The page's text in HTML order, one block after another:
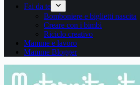
Fai da te
Bomboniere e biglietti nascita
Creare con i bimbi
Riciclo creativo
Mamme e lavoro
Mamme Blogger